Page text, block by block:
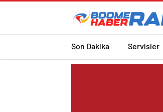
Son Dakika Servisler